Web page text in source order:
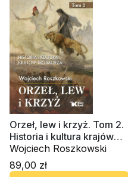
Orzeł, lew i krzyż. Tom 2.
Historia i kultura krajów
Trójmorza
Wojciech Roszkowski
89,00 zł